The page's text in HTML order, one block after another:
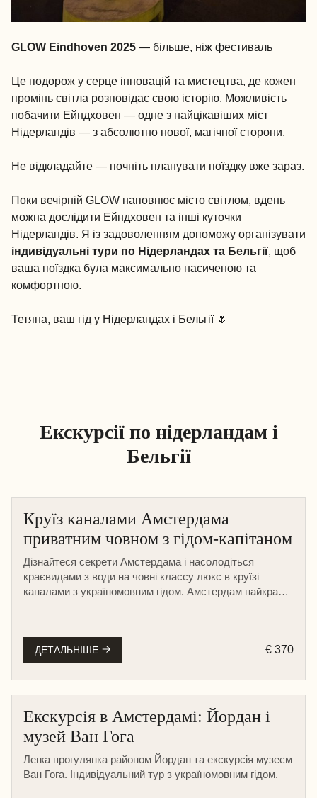
GLOW Eindhoven 2025 — більше, ніж фестиваль
Це подорож у серце інновацій та мистецтва, де кожен
промінь світла розповідає свою історію. Можливість
побачити Ейндховен — одне з найцікавіших міст
Нідерландів — з абсолютно нової, магічної сторони.
Не відкладайте — почніть планувати поїздку вже зараз.
Поки вечірній GLOW наповнює місто світлом, вдень
можна дослідити Ейндховен та інші куточки
Нідерландів. Я із задоволенням допоможу організувати
індивідуальні тури по Нідерландах та Бельгії, щоб
ваша поїздка була максимально насиченою та
комфортною.
Тетяна, ваш гід у Нідерландах і Бельгії 🌷
Екскурсії по нідерландам і
Бельгії
Круїз каналами Амстердама
приватним човном з гідом-капітаном
Дізнайтеся секрети Амстердама і насолодіться
краєвидами з води на човні классу люкс в круїзі
каналами з україномовним гідом. Амстердам найкраще
ДЕТАЛЬНІШЕ € 370
Екскурсія в Амстердамі: Йордан і
музей Ван Гога
Легка прогулянка районом Йордан та екскурсія музеєм
Ван Гога. Індивідуальний тур з україномовним гідом.